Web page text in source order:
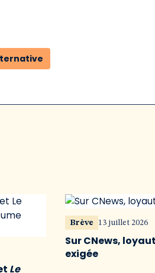
Le
Brève 13 juillet 2026
Sur CNews,
exigée